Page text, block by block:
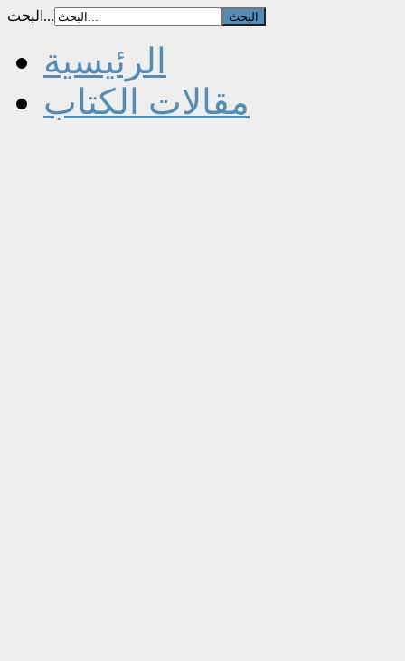
البحث...
الرئيسية
مقالات الكتاب